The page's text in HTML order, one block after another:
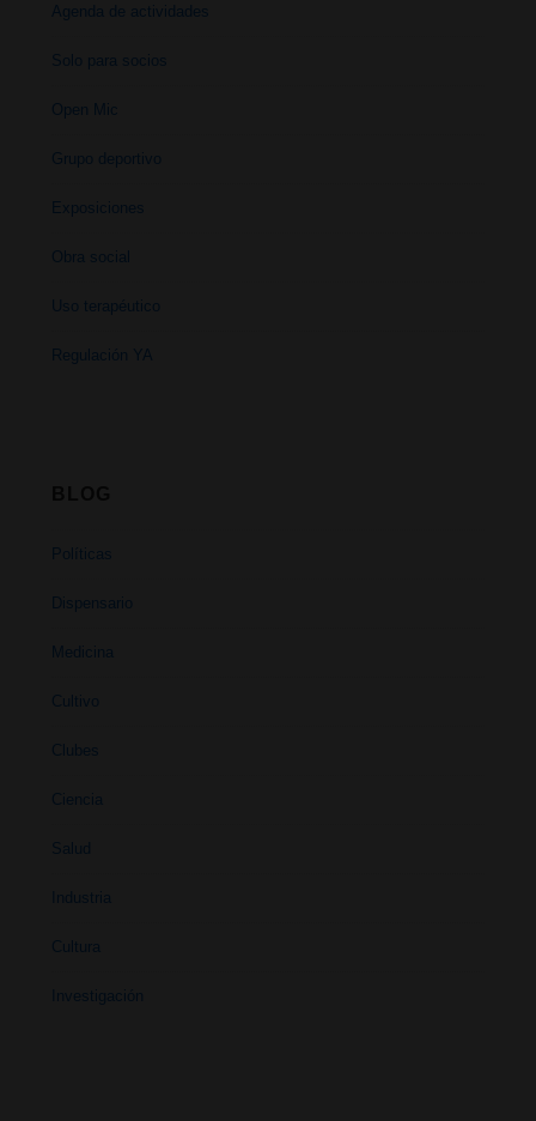
Agenda de actividades
Solo para socios
Open Mic
Grupo deportivo
Exposiciones
Obra social
Uso terapéutico
Regulación YA
Políticas
Dispensario
Medicina
Cultivo
Clubes
Ciencia
Salud
Industria
Cultura
Investigación